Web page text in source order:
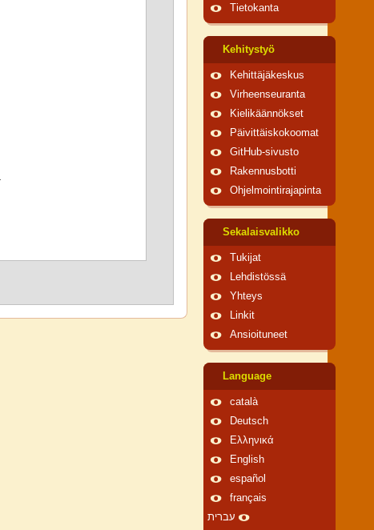
Tietokanta
Kehitystyö
Kehittäjäkeskus
Virheenseuranta
Kielikäännökset
Päivittäiskokoomat
GitHub-sivusto
Rakennusbotti
Ohjelmointirajapinta
Sekalaisvalikko
Tukijat
Lehdistössä
Yhteys
Linkit
Ansioituneet
Language
català
Deutsch
Ελληνικά
English
español
français
עברית